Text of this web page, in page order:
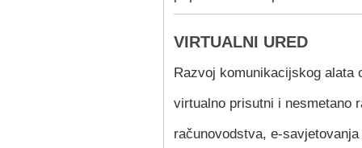
VIRTUALNI URED
Razvoj komunikacijskog alata
virtualno prisutni i nesmetano
računovodstva, e-